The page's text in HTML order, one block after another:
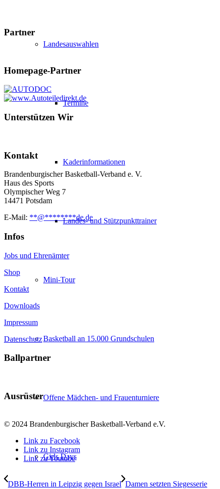
Landesauswahlen
Termine
Kaderinformationen
Landes- und Stützpunkttrainer
Mini-Tour
Basketball an 15.000 Grundschulen
Offene Mädchen- und Frauenturniere
Girls Days
Partner
Homepage-Partner
Unterstützen Wir
Kontakt
Brandenburgischer Basketball-Verband e. V.
Haus des Sports
Olympischer Weg 7
14471 Potsdam
E-Mail: **@********de.de
Infos
Jobs und Ehrenämter
Shop
Kontakt
Downloads
Impressum
Datenschutz
Ballpartner
Ausrüster
© 2024 Brandenburgischer Basketball-Verband e.V.
Link zu Facebook
Link zu Instagram
Link zu Youtube
DBB-Herren in Leipzig gegen Israel Damen setzten Siegesserie